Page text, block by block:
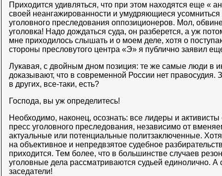
Приходится удивляться, что при этом находятся еще «
своей неангажированности и умудряющиеся усомниться
уголовного преследования оппозиционеров. Мол,
уголовка! Надо дождаться суда, он разберется, а уж
мне приходилось слышать и о моем деле, хотя о
стороны пресловутого центра «Э» я публично заявил
Лукавая, с двойным дном позиция: те же самые люди в
доказывают, что в современной России нет правосудия.
в других, все-таки, есть?
Господа, вы уж определитесь!
Необходимо, наконец, осознать: все лидеры и
пресс уголовного преследования, независимо от
актуальные или потенциальные политзаключенные.
на объективное и непредвзятое судебное
приходится. Тем более, что в большинстве случаев
уголовные дела рассматриваются судьей единолично.
заседатели!